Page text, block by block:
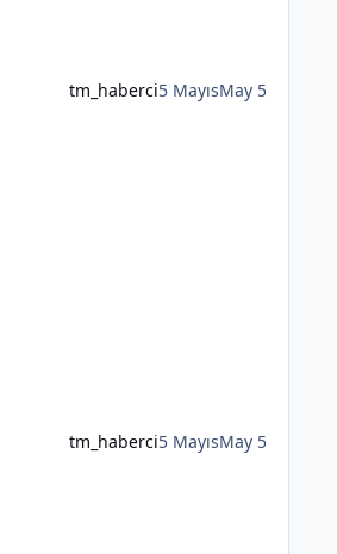
tm_haberci5 MayısMay 5
tm_haberci5 MayısMay 5